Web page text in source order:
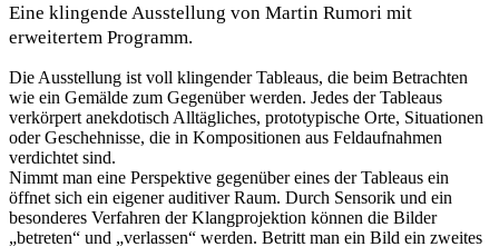
Eine klingende Ausstellung von Martin Rumori mit
erweitertem Programm.
Die Ausstellung ist voll klingender Tableaus, die beim Betrachten
wie ein Gemälde zum Gegenüber werden. Jedes der Tableaus
verkörpert anekdotisch Alltägliches, prototypische Orte, Situationen
oder Geschehnisse, die in Kompositionen aus Feldaufnahmen
verdichtet sind.
Nimmt man eine Perspektive gegenüber eines der Tableaus ein
öffnet sich ein eigener auditiver Raum. Durch Sensorik und ein
besonderes Verfahren der Klangprojektion können die Bilder
„betreten“ und „verlassen“ werden. Betritt man ein Bild ein zweites